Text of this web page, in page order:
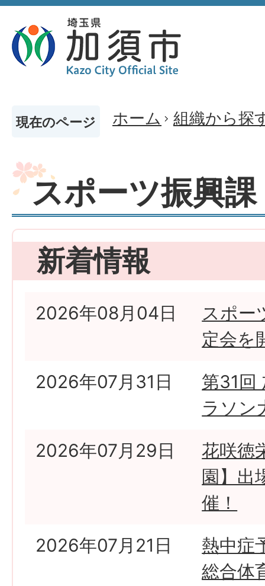
現在のページ ホーム 組織から探
スポーツ振興課
新着情報
2026年08月04日
スポー
定会を
2026年07月31日
第31回
ラソン
2026年07月29日
花咲徳
園】出
催！
2026年07月21日
熱中症
総合体